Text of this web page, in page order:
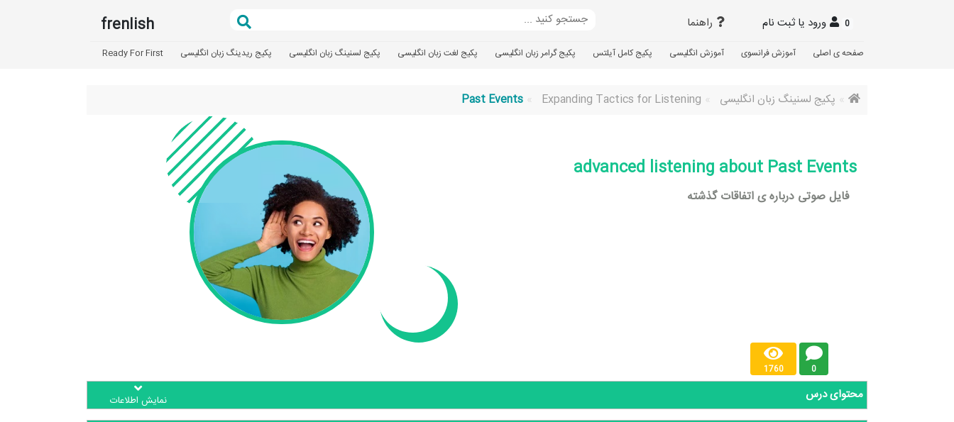
frenlish راهنما 0 ورود یا ثبت نام
صفحه ی اصلی آموزش فرانسوی آموزش انگلیسی پکیج کامل آیلتس پکیج گرامر زبان انگلیسی پکیج لغت زبان انگلیسی پکیج لسنینگ زبان انگلیسی پکیج ریدینگ زبان انگلیسی Ready For First
پکیج لسنینگ زبان انگلیسی Expanding Tactics for Listening
Past Events
advanced listening about Past Events
فایل صوتی درباره ی اتفاقات گذشته
1760 0
محتوای درس نمایش اطلاعات